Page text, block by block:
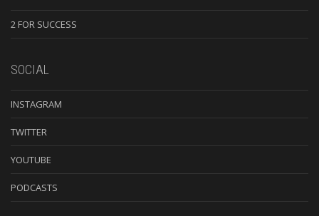
2 FOR SUCCESS
SOCIAL
INSTAGRAM
TWITTER
YOUTUBE
PODCASTS